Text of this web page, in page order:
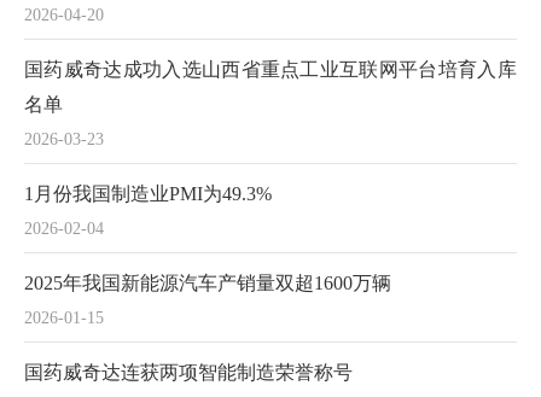
2026-04-20
2026-03-23
国药威奇达成功入选山西省重点工业互联网平台培育入库
名单
2026-02-04
1月份我国制造业PMI为49.3%
2026-01-15
2025年我国新能源汽车产销量双超1600万辆
国药威奇达连获两项智能制造荣誉称号